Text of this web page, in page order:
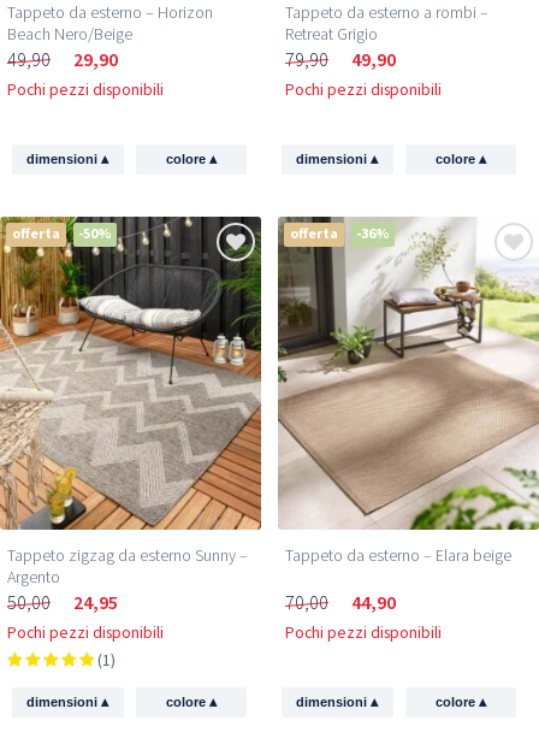
Tappeto da esterno – Horizon
Beach Nero/Beige
49,90 29,90
Pochi pezzi disponibili
dimensioni▴ colore ▴
Tappeto da esterno a rombi –
Retreat Grigio
79,90 49,90
Pochi pezzi disponibili
dimensioni▴ colore ▴
offerta -50%
Tappeto zigzag da esterno Sunny –
Argento
50,00 24,95
Pochi pezzi disponibili
(1)
dimensioni▴ colore ▴
offerta -36%
Tappeto da esterno – Elara beige
70,00 44,90
Pochi pezzi disponibili
dimensioni▴ colore ▴